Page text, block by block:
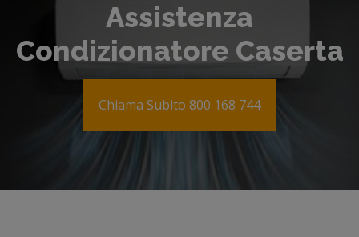
Assistenza
Condizionatore Caserta
Chiama Subito 800 168 744